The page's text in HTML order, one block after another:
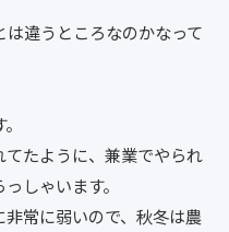
違うところなのかなって
たように、兼業でやられ
しゃいます。
常に弱いので、秋冬は農